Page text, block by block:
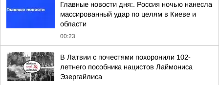
Главные новости дня:. Россия ночью нанесла
массированный удар по целям в Киеве и
области
00:23
В Латвии с почестями похоронили 102-
летнего пособника нацистов Лаймониса
Эзергайлиса